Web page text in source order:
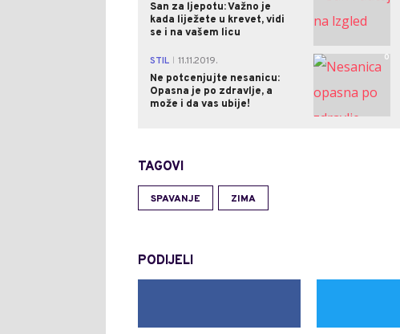
San za ljepotu: Važno je
kada liježete u krevet, vidi
se i na vašem licu
STIL
11.11.2019.
Ne potcenjujte nesanicu:
Opasna je po zdravlje, a
može i da vas ubije!
0
TAGOVI
SPAVANJE ZIMA
PODIJELI